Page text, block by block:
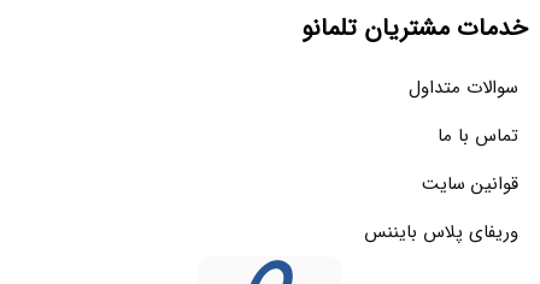
خدمات مشتریان تلمانو
سوالات متداول
تماس با ما
قوانین سایت
وریفای پلاس بایننس